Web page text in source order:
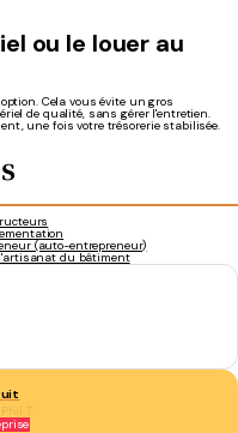
ou le louer au
Cela vous évite un gros
de qualité, sans gérer l'entretien.
une fois votre trésorerie stabilisée.
(auto-entrepreneur)
du bâtiment
T.